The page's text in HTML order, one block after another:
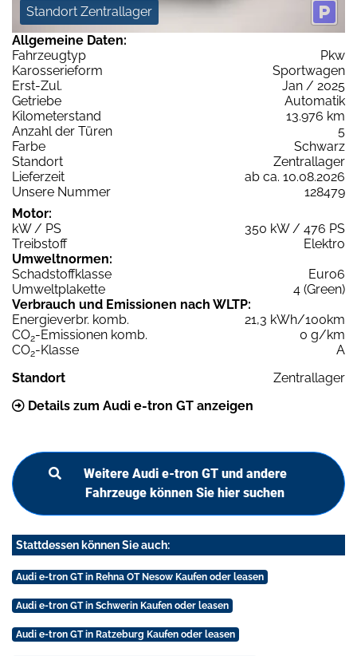
Standort Zentrallager
Allgemeine Daten:
Fahrzeugtyp
Pkw
Karosserieform
Sportwagen
Erst-Zul.
Jan / 2025
Getriebe
Automatik
Kilometerstand
13.976 km
Anzahl der Türen
5
Farbe
Schwarz
Standort
Zentrallager
Lieferzeit
ab ca. 10.08.2026
Unsere Nummer
128479
Motor:
kW / PS
350 kW / 476 PS
Treibstoff
Elektro
Umweltnormen:
Schadstoffklasse
Euro6
Umweltplakette
4 (Green)
Verbrauch und Emissionen nach WLTP:
Energieverbr. komb.
21,3 kWh/100km
CO2-Emissionen komb.
0 g/km
CO2-Klasse
A
Standort
Zentrallager
Details zum Audi e-tron GT anzeigen
Weitere Audi e-tron GT und andere
Fahrzeuge können Sie hier suchen
Stattdessen können Sie auch:
Audi e-tron GT in Rehna OT Nesow Kaufen oder leasen
Audi e-tron GT in Schwerin Kaufen oder leasen
Audi e-tron GT in Ratzeburg Kaufen oder leasen